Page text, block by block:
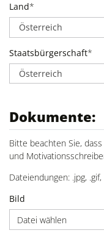
Land*
Staatsbürgerschaft*
Dokumente:
Bitte beachten Sie,
und
Dateiendungen: .jpg,
Bild
Datei wählen